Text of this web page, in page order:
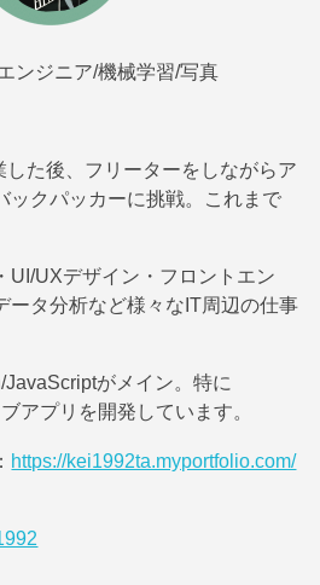
ンジニア/機械学習/写真
た後、フリーターをしながらア
ックパッカーに挑戦。これまで
UI/UXデザイン・フロントエン
ータ分析など様々なIT周辺の仕事
がメイン。特に
アプリを開発しています。
https://kei1992ta.myportfolio.com/